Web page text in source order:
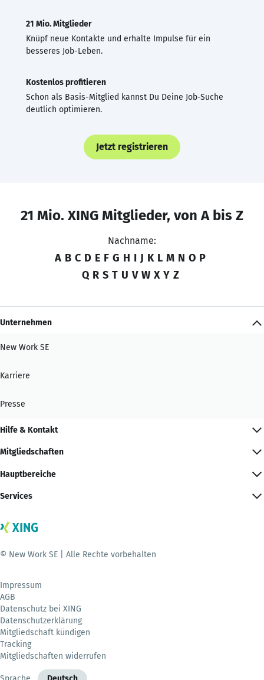
21 Mio. Mitglieder
Knüpf neue Kontakte und erhalte Impulse für ein
besseres Job-Leben.
Kostenlos profitieren
Schon als Basis-Mitglied kannst Du Deine Job-Suche
deutlich optimieren.
Jetzt registrieren
21 Mio. XING Mitglieder, von A bis Z
Nachname:
A B C D E F G H I J K L M N O P
Q R S T U V W X Y Z
Unternehmen
New Work SE
Karriere
Presse
Hilfe & Kontakt
Mitgliedschaften
Hauptbereiche
Services
© New Work SE | Alle Rechte vorbehalten
Impressum
AGB
Datenschutz bei XING
Datenschutzerklärung
Mitgliedschaft kündigen
Tracking
Mitgliedschaften widerrufen